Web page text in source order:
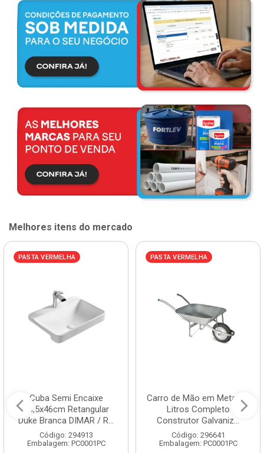
Melhores itens do mercado
PASTA VERMELHA
Cuba Semi Encaixe
58,5x46cm Retangular
Duke Branca DIMAR / R...
Código: 294913
Embalagem: PC0001PC
PASTA VERMELHA
Carro de Mão em Metal 60
Litros Completo
Construtor Galvaniz...
Código: 296641
Embalagem: PC0001PC